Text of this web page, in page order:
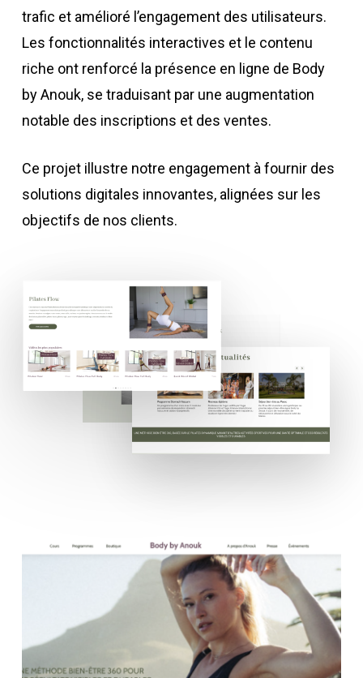
trafic et amélioré l’engagement des utilisateurs.
Les fonctionnalités interactives et le contenu
riche ont renforcé la présence en ligne de Body
by Anouk, se traduisant par une augmentation
notable des inscriptions et des ventes.
Ce projet illustre notre engagement à fournir des
solutions digitales innovantes, alignées sur les
objectifs de nos clients.